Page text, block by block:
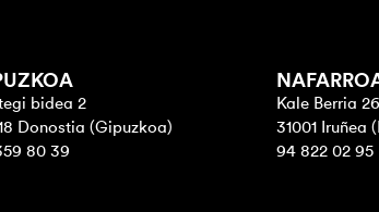
bidea 2
Donostia (Gipuzkoa)
80 39
Kale Berria
31001 Iruñea
94 822 02 95